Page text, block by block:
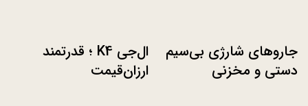
ال‌جی K4 ؛ قدرتمند
ارزان‌قیمت
جاروهای شارژی بی‌سیم
دستی و مخزنی